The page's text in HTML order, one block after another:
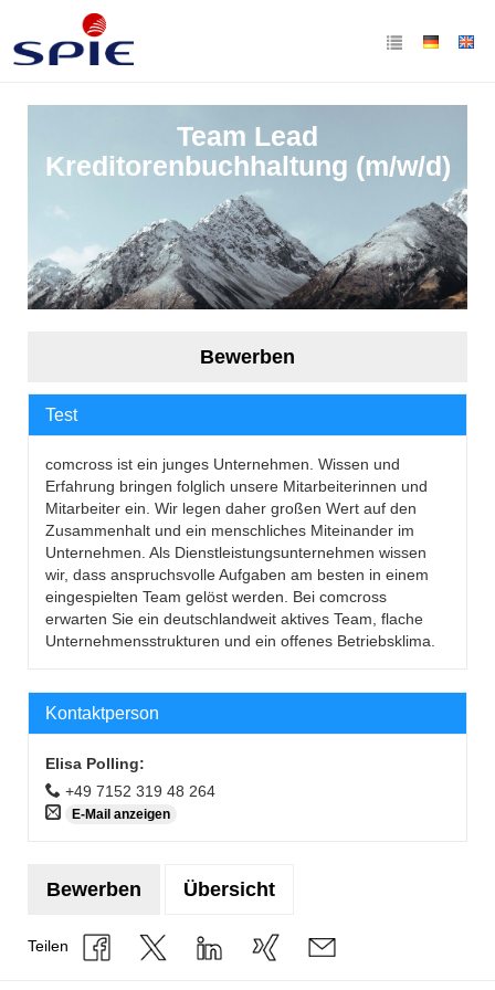
Team Lead
Kreditorenbuchhaltung (m/w/d)
Bewerben
Test
comcross ist ein junges Unternehmen. Wissen und
Erfahrung bringen folglich unsere Mitarbeiterinnen und
Mitarbeiter ein. Wir legen daher großen Wert auf den
Zusammenhalt und ein menschliches Miteinander im
Unternehmen. Als Dienstleistungsunternehmen wissen
wir, dass anspruchsvolle Aufgaben am besten in einem
eingespielten Team gelöst werden. Bei comcross
erwarten Sie ein deutschlandweit aktives Team, flache
Unternehmensstrukturen und ein offenes Betriebsklima.
Kontaktperson
Elisa Polling:
+49 7152 319 48 264
E-Mail anzeigen
Bewerben Übersicht
Teilen